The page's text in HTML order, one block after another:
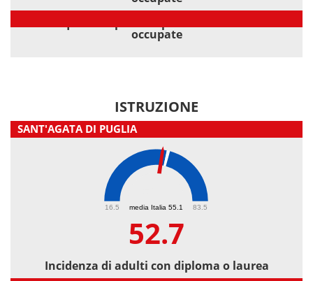
occupate
ISTRUZIONE
SANT'AGATA DI PUGLIA
media Italia 55.1
16.5 83.5
52.7
Incidenza di adulti con diploma o laurea